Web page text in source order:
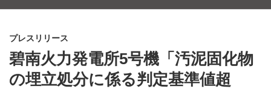
プレスリリース
碧南火力発電所5号機「汚泥固化物
の埋立処分に係る判定基準値超